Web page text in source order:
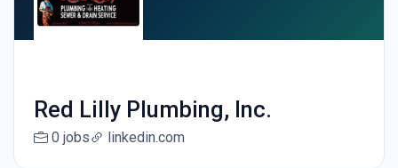
Red Lilly Plumbing, Inc.
0 jobs linkedin.com